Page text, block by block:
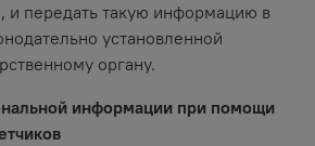
и передать такую информацию в
установленной
органу.
информации при помощи